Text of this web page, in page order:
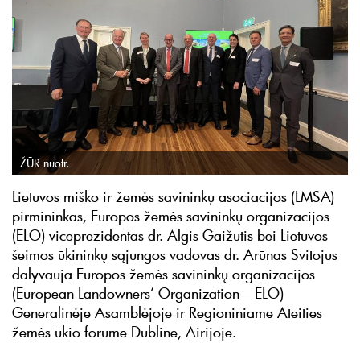
ŽŪR nuotr.
Lietuvos miško ir žemės savininkų asociacijos (LMSA)
pirmininkas, Europos žemės savininkų organizacijos
(ELO) viceprezidentas dr. Algis Gaižutis bei Lietuvos
šeimos ūkininkų sąjungos vadovas dr. Arūnas Svitojus
dalyvauja Europos žemės savininkų organizacijos
(European Landowners’ Organization – ELO)
Generalinėje Asamblėjoje ir Regioniniame Ateities
žemės ūkio forume Dubline, Airijoje.